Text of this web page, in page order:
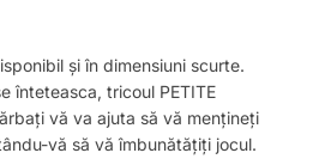
și în dimensiuni scurte.
înteteasca, tricoul PETITE
vă va ajuta să vă mențineți
vă să vă îmbunătățiți jocul.